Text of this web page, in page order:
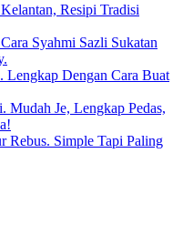
Resipi Tradisi
Syahmi Sazli Sukatan
Lengkap Dengan Cara Buat
Mudah Je, Lengkap Pedas,
Rebus. Simple Tapi Paling